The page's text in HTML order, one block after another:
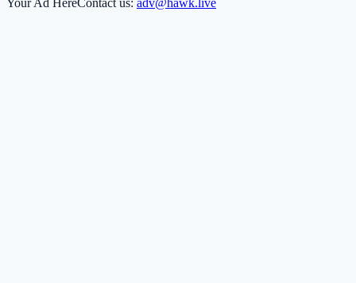
Your Ad HereContact us: adv@hawk.live